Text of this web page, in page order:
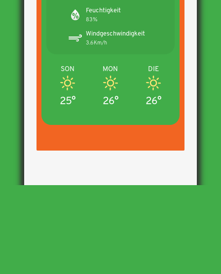
Feuchtigkeit
83%
Windgeschwindigkeit
3.6Km/h
SON
25°
MON
26°
DIE
26°